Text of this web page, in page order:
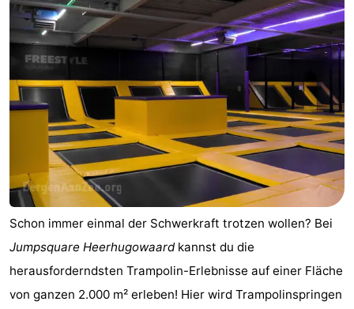
Schon immer einmal der Schwerkraft trotzen wollen? Bei
Jumpsquare Heerhugowaardkannst du die
herausforderndsten Trampolin-Erlebnisse auf einer Fläche
von ganzen 2.000 m² erleben! Hier wird Trampolinspringen